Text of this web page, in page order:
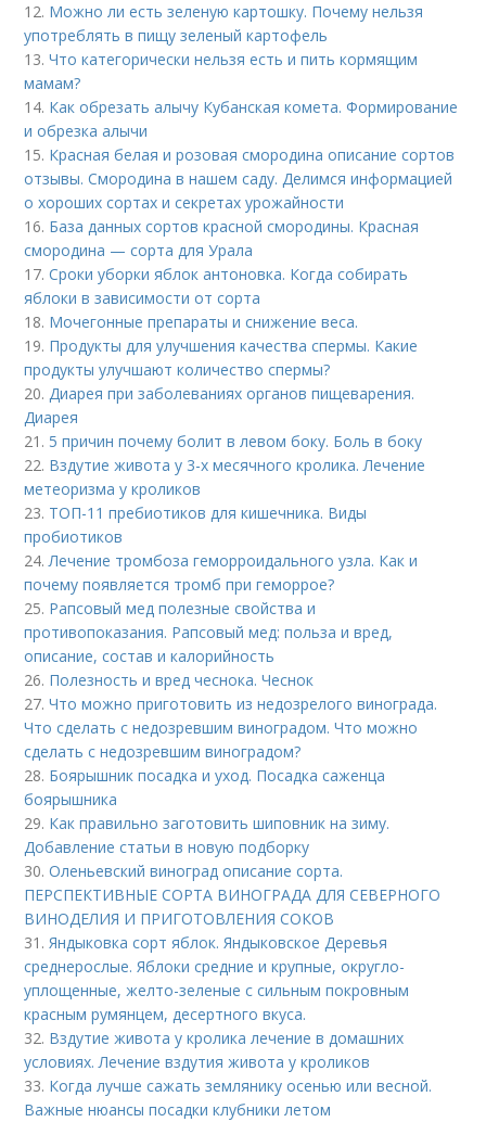
12. Можно ли есть зеленую картошку. Почему нельзя
употреблять в пищу зеленый картофель
13.Что категорически нельзя есть и пить кормящим
мамам?
14. Как обрезать алычу Кубанская комета. Формирование
и обрезка алычи
15. Красная белая и розовая смородина описание сортов
отзывы. Смородина в нашем саду. Делимся информацией
о хороших сортах и секретах урожайности
16. База данных сортов красной смородины. Красная
смородина — сорта для Урала
17.Сроки уборки яблок антоновка. Когда собирать
яблоки в зависимости от сорта
18. Мочегонные препараты и снижение веса.
19. Продукты для улучшения качества спермы. Какие
продукты улучшают количество спермы?
20.Диарея при заболеваниях органов пищеварения.
Диарея
21. 5 причин почему болит в левом боку. Боль в боку
22. Вздутие живота у 3-х месячного кролика. Лечение
метеоризма у кроликов
23. ТОП-11 пребиотиков для кишечника. Виды
пробиотиков
24.Лечение тромбоза геморроидального узла. Как и
почему появляется тромб при геморрое?
25. Рапсовый мед полезные свойства и
противопоказания. Рапсовый мед: польза и вред,
описание, состав и калорийность
26. Полезность и вред чеснока. Чеснок
27.Что можно приготовить из недозрелого винограда.
Что сделать с недозревшим виноградом. Что можно
сделать с недозревшим виноградом?
28. Боярышник посадка и уход. Посадка саженца
боярышника
29. Как правильно заготовить шиповник на зиму.
Добавление статьи в новую подборку
30.Оленьевский виноград описание сорта.
ПЕРСПЕКТИВНЫЕ СОРТА ВИНОГРАДА ДЛЯ CЕВЕРНОГО
ВИНОДЕЛИЯ И ПРИГОТОВЛЕНИЯ СОКОВ
31.Яндыковка сорт яблок. Яндыковское Деревья
среднерослые. Яблоки средние и крупные, округло-
уплощенные, желто-зеленые с сильным покровным
красным румянцем, десертного вкуса.
32. Вздутие живота у кролика лечение в домашних
условиях. Лечение вздутия живота у кроликов
33. Когда лучше сажать землянику осенью или весной.
Важные нюансы посадки клубники летом